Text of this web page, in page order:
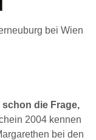
bei Wien
die Frage,
2004 kennen
bei den